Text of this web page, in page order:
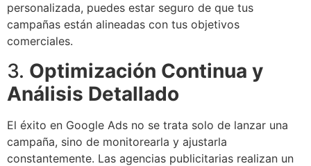
personalizada, puedes estar seguro de que tus
campañas están alineadas con tus objetivos
comerciales.
3. Optimización Continua y
Análisis Detallado
El éxito en Google Ads no se trata solo de lanzar una
campaña, sino de monitorearla y ajustarla
constantemente. Las agencias publicitarias realizan un